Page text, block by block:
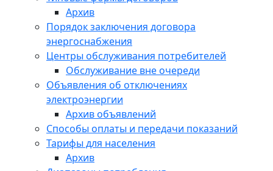
Архив
Порядок заключения договора
энергоснабжения
Центры обслуживания потребителей
Обслуживание вне очереди
Объявления об отключениях
электроэнергии
Архив объявлений
Способы оплаты и передачи показаний
Тарифы для населения
Архив